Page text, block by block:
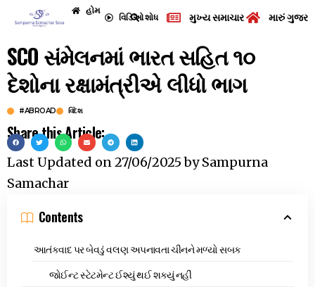
હોમ
વિડિઓશોધ મુખ્ય સમાચાર મારું
SCO સંમેલનમાં ભારત સહિત ૧૦
દેશોના રક્ષામંત્રીએ લીધો ભાગ
#ABROAD વિદેશ
Share this Article:
Last Updated on27/06/2025bySampurna
Samachar
Contents
આતંકવાદ પર બેવડું વલણ અપનાવતા ચીનને મળ્યો સબક
જોઈન્ટ સ્ટેટમેન્ટ ઈશ્યું થઈ શક્યું નહીં